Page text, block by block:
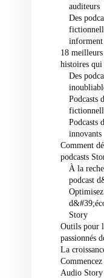
auditeurs
Des
informent
18 meilleurs
histoires qui
Des
Podcasts
Podcasts
innovants
Comment
podcasts
À la
podcast
Story
Outils pour
passionnés
La
Audio